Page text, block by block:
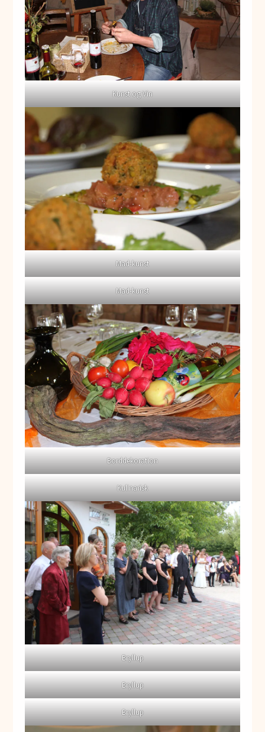
Kunst og Vin
Mad-kunst
Mad-kunst
Borddekoration
Kulinarisk
Bryllup
Bryllup
Bryllup